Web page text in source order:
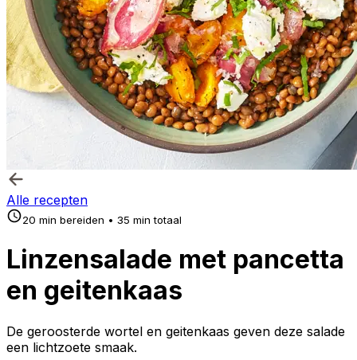
Alle recepten
20 min bereiden • 35 min totaal
Linzensalade met pancetta
en geitenkaas
De geroosterde wortel en geitenkaas geven deze salade
een lichtzoete smaak.